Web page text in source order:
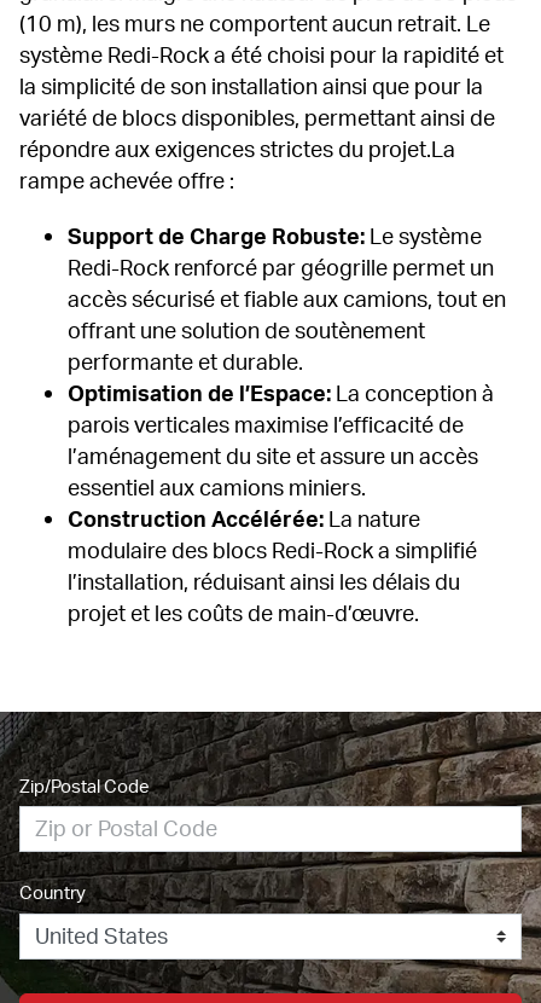
(10 m), les murs ne comportent aucun retrait. Le
système Redi-Rock a été choisi pour la rapidité et
la simplicité de son installation ainsi que pour la
variété de blocs disponibles, permettant ainsi de
répondre aux exigences strictes du projet.La
rampe achevée offre :
Support de Charge Robuste: Le système
Redi-Rock renforcé par géogrille permet un
accès sécurisé et fiable aux camions, tout en
offrant une solution de soutènement
performante et durable.
Optimisation de l’Espace: La conception à
parois verticales maximise l’efficacité de
l’aménagement du site et assure un accès
essentiel aux camions miniers.
Construction Accélérée: La nature
modulaire des blocs Redi-Rock a simplifié
l’installation, réduisant ainsi les délais du
projet et les coûts de main-d’œuvre.
Zip/Postal Code
Country